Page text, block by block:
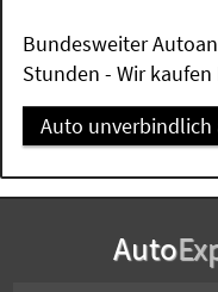
Bundesweiter
Stunden - Wir
Auto unverbindlich
Auto